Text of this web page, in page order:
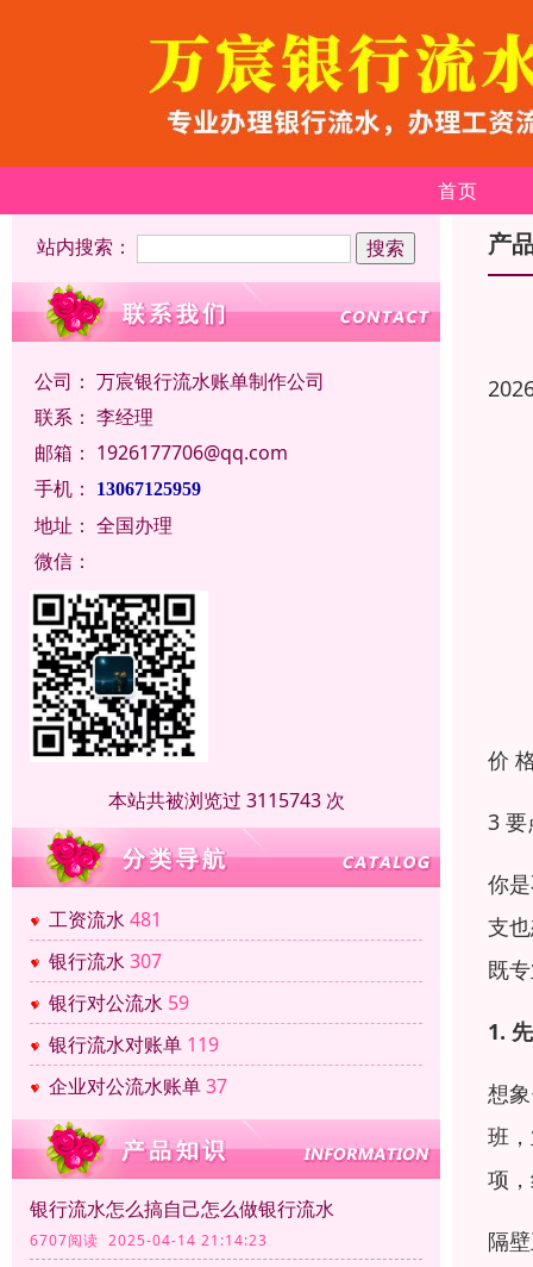
首页
站内搜索：
公司： 万宸银行流水账单制作公司
联系： 李经理
邮箱： 1926177706@qq.com
手机：
13067125959
地址： 全国办理
微信：
本站共被浏览过 3115743 次
工资流水 481
银行流水 307
银行对公流水 59
银行流水对账单 119
企业对公流水账单37
银行流水怎么搞自己怎么做银行流水
6707阅读 2025-04-14 21:14:23
产
价
3 要
你
支
既
1.
想
班
项
隔